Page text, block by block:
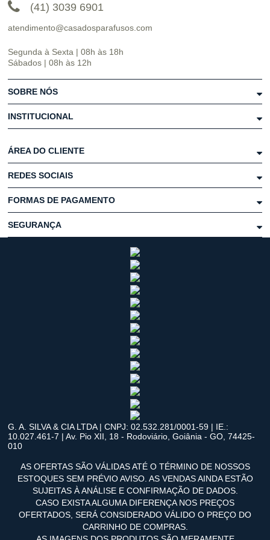
(41) 3039 6901
atendimento@casadosparafusos.com
Segunda à Sexta | 08h às 18h
Sábados | 08h às 12h
SOBRE NÓS
INSTITUCIONAL
ÁREA DO CLIENTE
REDES SOCIAIS
FORMAS DE PAGAMENTO
SEGURANÇA
G. A. SILVA & CIA LTDA | CNPJ: 02.532.281/0001-59 | IE.:
10.027.461-7 | Av. Pio XII, 18 - Rodoviário, Goiânia - GO, 74425-
010
AS OFERTAS SÃO VÁLIDAS ATÉ O TÉRMINO DE NOSSOS
ESTOQUES SEM PRÉVIO AVISO. AS VENDAS AINDA ESTÃO
SUJEITAS À ANÁLISE E CONFIRMAÇÃO DE DADOS.
CASO EXISTA ALGUMA DIFERENÇA NOS PREÇOS
OFERTADOS, SERÁ CONSIDERADO VÁLIDO O PREÇO DO
CARRINHO DE COMPRAS.